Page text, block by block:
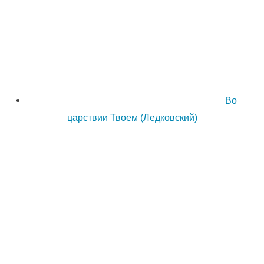
Во
царствии Твоем (Ледковский)